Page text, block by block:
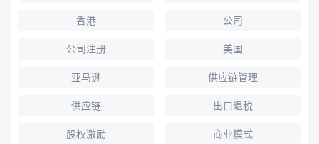
香港 公司
公司注册 美国
亚马逊 供应链管理
供应链 出口退税
股权激励 商业模式